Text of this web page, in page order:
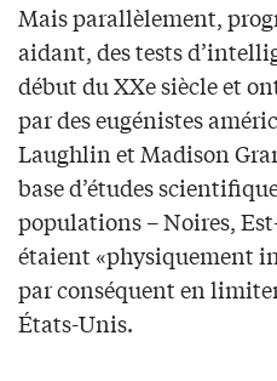
Mais parallèlement,
aidant, des tests
début du XXe siècle et
par des eugénistes
Laughlin et Madison
base d’études
populations – Noires,
étaient «physiquement
par conséquent en
États-Unis.